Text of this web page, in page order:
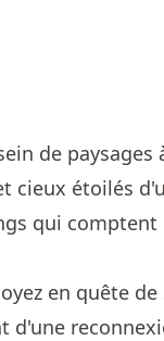
de
cieux étoilés
qui
en quête
d'une